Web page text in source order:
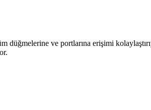
ve portlarına erişimi